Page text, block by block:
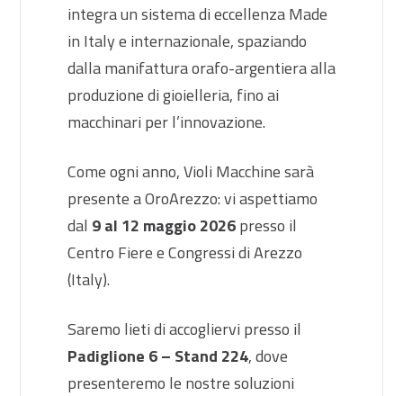
integra un sistema di eccellenza Made
in Italy e internazionale, spaziando
dalla manifattura orafo-argentiera alla
produzione di gioielleria, fino ai
macchinari per l’innovazione.
Come ogni anno, Violi Macchine sarà
presente a OroArezzo: vi aspettiamo
dal 9 al 12 maggio 2026presso il
Centro Fiere e Congressi di Arezzo
(Italy).
Saremo lieti di accogliervi presso il
Padiglione 6 – Stand 224, dove
presenteremo le nostre soluzioni